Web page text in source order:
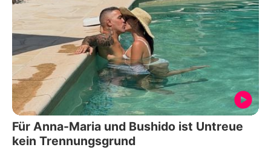
Für Anna-Maria und Bushido ist Untreue
kein Trennungsgrund